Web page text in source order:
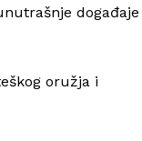
događaje
oružja i